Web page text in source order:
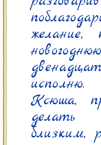
исполню.
Ксюша,
делать
близким,